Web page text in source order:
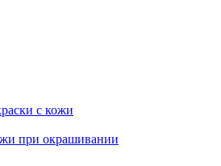
с кожи
при окрашивании